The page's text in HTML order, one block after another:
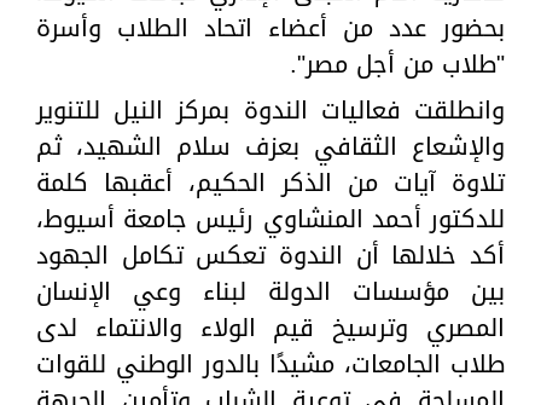
بحضور عدد من أعضاء اتحاد الطلاب وأسرة
"طلاب من أجل مصر".
وانطلقت فعاليات الندوة بمركز النيل للتنوير
والإشعاع الثقافي بعزف سلام الشهيد، ثم
تلاوة آيات من الذكر الحكيم، أعقبها كلمة
للدكتور أحمد المنشاوي رئيس جامعة أسيوط،
أكد خلالها أن الندوة تعكس تكامل الجهود
بين مؤسسات الدولة لبناء وعي الإنسان
المصري وترسيخ قيم الولاء والانتماء لدى
طلاب الجامعات، مشيدًا بالدور الوطني للقوات